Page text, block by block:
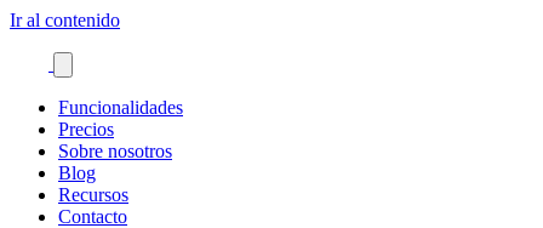
Ir al contenido
Funcionalidades
Precios
Sobre nosotros
Blog
Recursos
Contacto